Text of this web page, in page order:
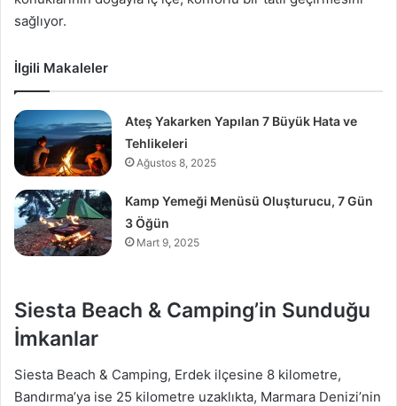
sağlıyor.
İlgili Makaleler
Ateş Yakarken Yapılan 7 Büyük Hata ve
Tehlikeleri
Ağustos 8, 2025
Kamp Yemeği Menüsü Oluşturucu, 7 Gün
3 Öğün
Mart 9, 2025
Siesta Beach & Camping’in Sunduğu
İmkanlar
Siesta Beach & Camping, Erdek ilçesine 8 kilometre,
Bandırma’ya ise 25 kilometre uzaklıkta, Marmara Denizi’nin